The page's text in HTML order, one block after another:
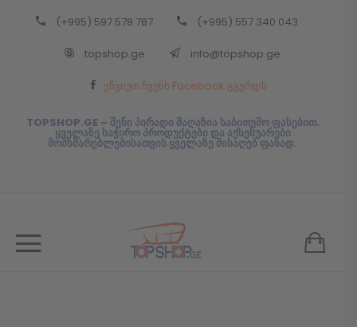
(+995) 597 578 787 (+995) 557 340 043
topshop.ge info@topshop.ge
ეწვიეთ ჩვენს Facebook გვერდს
TOPSHOP.GE – შენი პირადი მაღაზია საბითუმო ფასებით.
ყველაზე საჭირო პროდუქტები და აქსესუარები
მომხმარებლებისათვის ყველაზე მისაღებ ფასად.
Back